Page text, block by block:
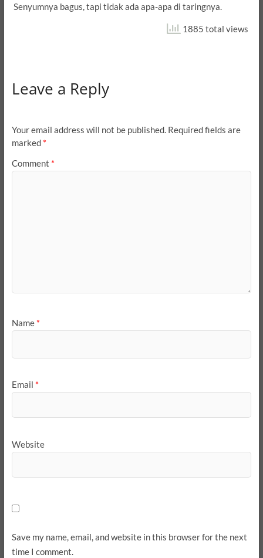
Senyumnya bagus, tapi tidak ada apa-apa di taringnya.
1885 total views
Leave a Reply
Your email address will not be published. Required fields are
marked *
Comment *
Name *
Email *
Website
Save my name, email, and website in this browser for the next
time I comment.